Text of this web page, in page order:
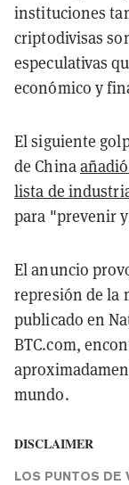
instituciones
criptodivisas
especulativas
económico y
El siguiente
de China
lista de
para "prevenir
El anuncio
represión de la
publicado en
BTC.com,
mundo.
DISCLAIMER
LOS PUNTOS DE